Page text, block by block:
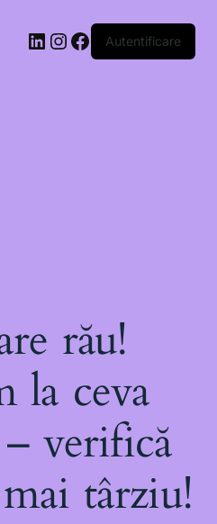
Autentificare
rău!
la ceva
verifică
târziu!